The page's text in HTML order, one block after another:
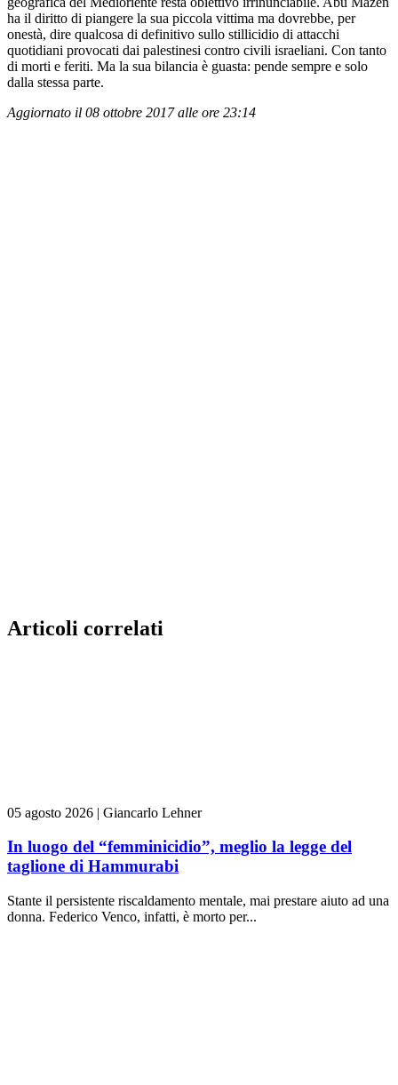
ha il diritto di piangere la sua piccola vittima ma dovrebbe, per
onestà, dire qualcosa di definitivo sullo stillicidio di attacchi
quotidiani provocati dai palestinesi contro civili israeliani. Con tanto
di morti e feriti. Ma la sua bilancia è guasta: pende sempre e solo
dalla stessa parte.
Aggiornato il 08 ottobre 2017 alle ore 23:14
Articoli correlati
05 agosto 2026 | Giancarlo Lehner
In luogo del “femminicidio”, meglio la legge del
taglione di Hammurabi
Stante il persistente riscaldamento mentale, mai prestare aiuto ad una
donna. Federico Venco, infatti, è morto per...